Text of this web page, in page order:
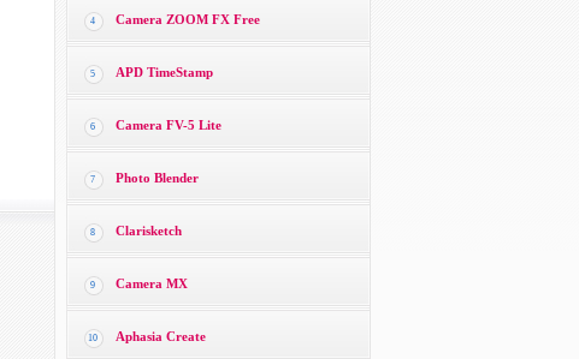
4 Camera ZOOM FX Free
5 APD TimeStamp
6 Camera FV-5 Lite
7 Photo Blender
8 Clarisketch
9 Camera MX
10 Aphasia Create